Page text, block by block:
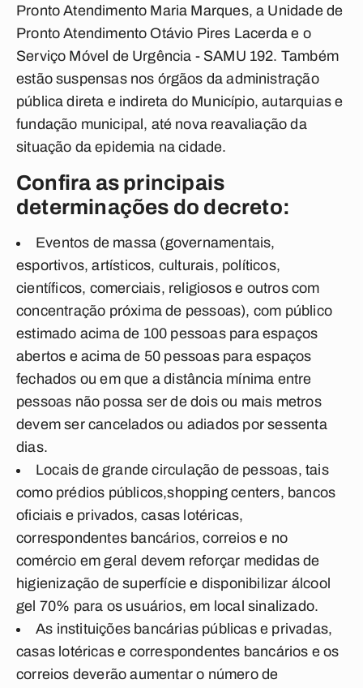
Pronto Atendimento Maria Marques, a Unidade de
Pronto Atendimento Otávio Pires Lacerda e o
Serviço Móvel de Urgência - SAMU 192. Também
estão suspensas nos órgãos da administração
pública direta e indireta do Município, autarquias e
fundação municipal, até nova reavaliação da
situação da epidemia na cidade.
Confira as principais
determinações do decreto:
Eventos de massa (governamentais,
esportivos, artísticos, culturais, políticos,
científicos, comerciais, religiosos e outros com
concentração próxima de pessoas), com público
estimado acima de 100 pessoas para espaços
abertos e acima de 50 pessoas para espaços
fechados ou em que a distância mínima entre
pessoas não possa ser de dois ou mais metros
devem ser cancelados ou adiados por sessenta
dias.
Locais de grande circulação de pessoas, tais
como prédios públicos,shopping centers, bancos
oficiais e privados, casas lotéricas,
correspondentes bancários, correios e no
comércio em geral devem reforçar medidas de
higienização de superfície e disponibilizar álcool
gel 70% para os usuários, em local sinalizado.
As instituições bancárias públicas e privadas,
casas lotéricas e correspondentes bancários e os
correios deverão aumentar o número de